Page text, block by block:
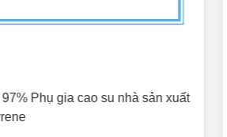
Phụ gia cao su nhà sản xuất